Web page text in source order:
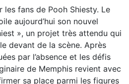
les fans de Pooh Shiesty. Le
aujourd’hui son nouvel
», un projet très attendu qui
devant de la scène. Après
par l’absence et les défis
de Memphis revient avec
sa place parmi les figures